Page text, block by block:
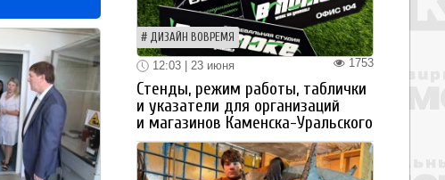
ДИЗАЙН ВОВРЕМЯ
1753
12:03 | 23 июня
Стенды, режим работы, таблички
и указатели для организаций
и магазинов Каменска-Уральского